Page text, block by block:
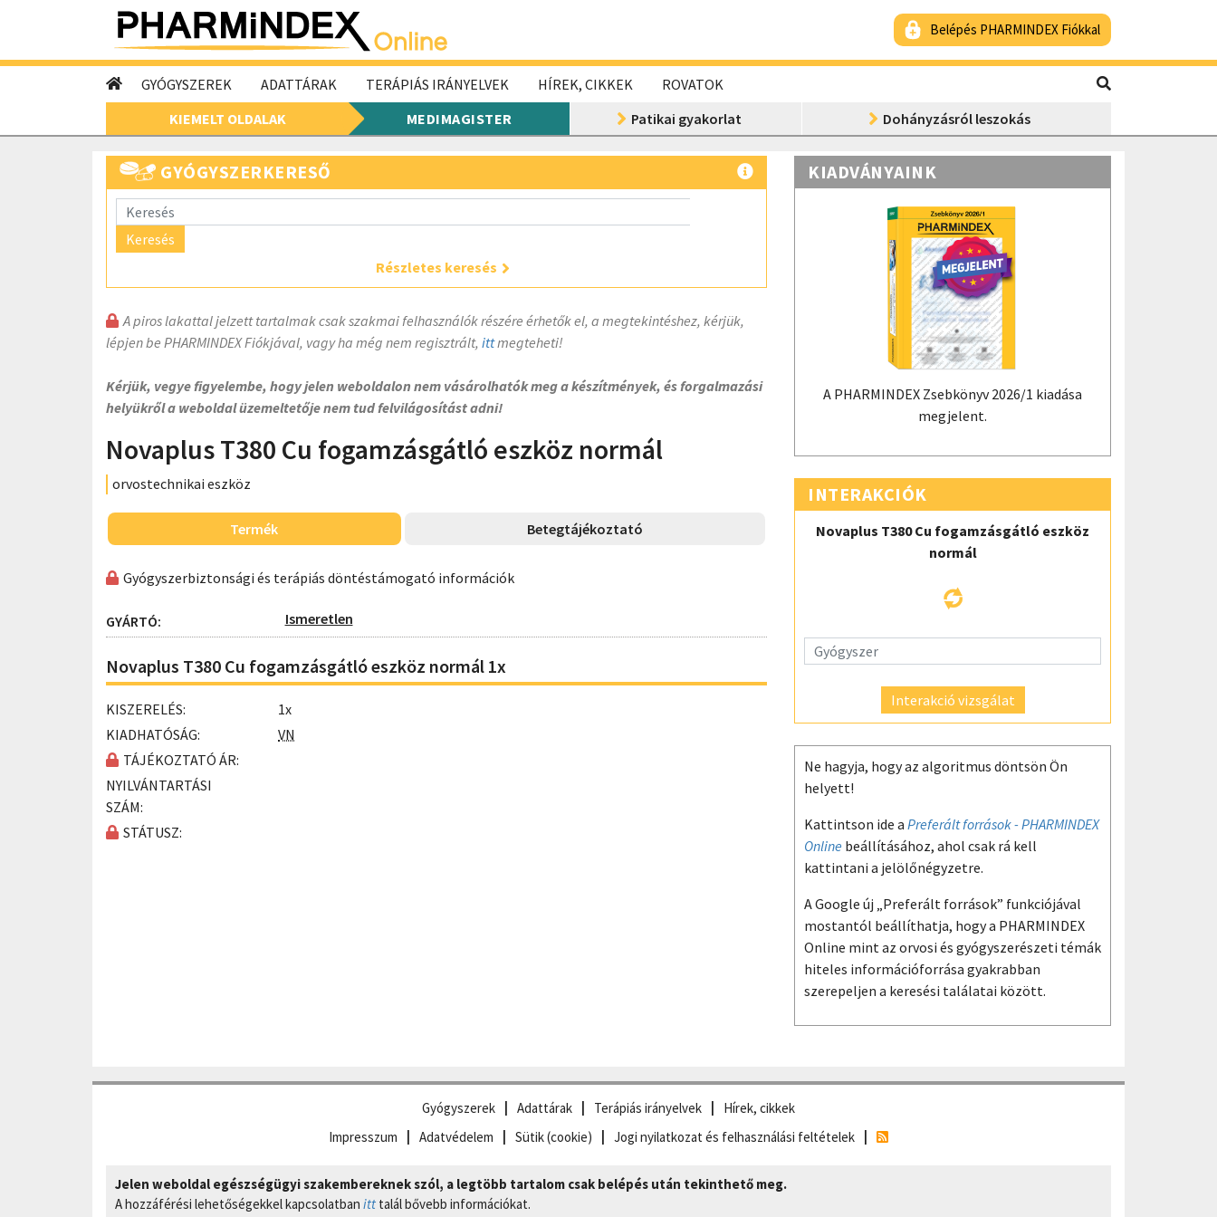
Belépés PHARMINDEX Fiókkal
GYÓGYSZEREK ADATTÁRAK TERÁPIÁS IRÁNYELVEK HÍREK, CIKKEK
ROVATOK
KIEMELT OLDALAK
MEDIMAGISTER Patikai gyakorlat Dohányzásról leszokás
GYÓGYSZERKERESŐ
Keresés
Részletes keresés
A piros lakattal jelzett tartalmak csak szakmai felhasználók részére érhetők el, a megtekintéshez, kérjük,
lépjen be PHARMINDEX Fiókjával, vagy ha még nem regisztrált, ittmegteheti!
Kérjük, vegye figyelembe, hogy jelen weboldalon nem vásárolhatók meg a készítmények, és forgalmazási
helyükről a weboldal üzemeltetője nem tud felvilágosítást adni!
Novaplus T380 Cu fogamzásgátló eszköz normál
orvostechnikai eszköz
Termék Betegtájékoztató
Gyógyszerbiztonsági és terápiás döntéstámogató információk
GYÁRTÓ: Ismeretlen
Novaplus T380 Cu fogamzásgátló eszköz normál 1x
KISZERELÉS:
1x
KIADHATÓSÁG:
VN
TÁJÉKOZTATÓ ÁR:
NYILVÁNTARTÁSI
SZÁM:
STÁTUSZ:
KIADVÁNYAINK
A PHARMINDEX Zsebkönyv 2026/1 kiadása
megjelent.
INTERAKCIÓK
Novaplus T380 Cu fogamzásgátló eszköz
normál
Interakció vizsgálat
Ne hagyja, hogy az algoritmus döntsön Ön
helyett!
Kattintson ide a Preferált források - PHARMINDEX
Online beállításához, ahol csak rá kell
kattintani a jelölőnégyzetre.
A Google új „Preferált források” funkciójával
mostantól beállíthatja, hogy a PHARMINDEX
Online mint az orvosi és gyógyszerészeti témák
hiteles információforrása gyakrabban
szerepeljen a keresési találatai között.
Gyógyszerek Adattárak Terápiás irányelvek
Hírek, cikkek
Impresszum
Adatvédelem Sütik (cookie) Jogi nyilatkozat és felhasználási feltételek
Jelen weboldal egészségügyi szakembereknek szól, a legtöbb tartalom csak belépés után tekinthető meg.
A hozzáférési lehetőségekkel kapcsolatban itt talál bővebb információkat.